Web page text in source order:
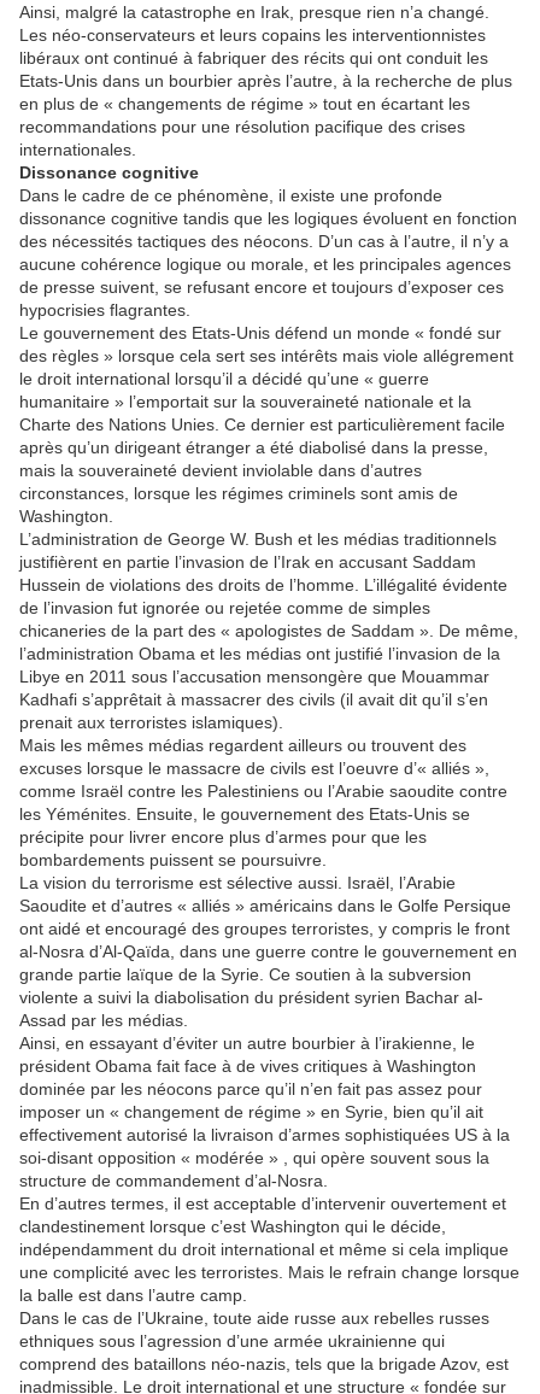
Ainsi, malgré la catastrophe en Irak, presque rien n’a changé.
Les néo-conservateurs et leurs copains les interventionnistes
libéraux ont continué à fabriquer des récits qui ont conduit les
Etats-Unis dans un bourbier après l’autre, à la recherche de plus
en plus de « changements de régime » tout en écartant les
recommandations pour une résolution pacifique des crises
internationales.
Dissonance cognitive
Dans le cadre de ce phénomène, il existe une profonde
dissonance cognitive tandis que les logiques évoluent en fonction
des nécessités tactiques des néocons. D’un cas à l’autre, il n’y a
aucune cohérence logique ou morale, et les principales agences
de presse suivent, se refusant encore et toujours d’exposer ces
hypocrisies flagrantes.
Le gouvernement des Etats-Unis défend un monde « fondé sur
des règles » lorsque cela sert ses intérêts mais viole allégrement
le droit international lorsqu’il a décidé qu’une « guerre
humanitaire » l’emportait sur la souveraineté nationale et la
Charte des Nations Unies. Ce dernier est particulièrement facile
après qu’un dirigeant étranger a été diabolisé dans la presse,
mais la souveraineté devient inviolable dans d’autres
circonstances, lorsque les régimes criminels sont amis de
Washington.
L’administration de George W. Bush et les médias traditionnels
justifièrent en partie l’invasion de l’Irak en accusant Saddam
Hussein de violations des droits de l’homme. L’illégalité évidente
de l’invasion fut ignorée ou rejetée comme de simples
chicaneries de la part des « apologistes de Saddam ». De même,
l’administration Obama et les médias ont justifié l’invasion de la
Libye en 2011 sous l’accusation mensongère que Mouammar
Kadhafi s’apprêtait à massacrer des civils (il avait dit qu’il s’en
prenait aux terroristes islamiques).
Mais les mêmes médias regardent ailleurs ou trouvent des
excuses lorsque le massacre de civils est l’oeuvre d’« alliés »,
comme Israël contre les Palestiniens ou l’Arabie saoudite contre
les Yéménites. Ensuite, le gouvernement des Etats-Unis se
précipite pour livrer encore plus d’armes pour que les
bombardements puissent se poursuivre.
La vision du terrorisme est sélective aussi. Israël, l’Arabie
Saoudite et d’autres « alliés » américains dans le Golfe Persique
ont aidé et encouragé des groupes terroristes, y compris le front
al-Nosra d’Al-Qaïda, dans une guerre contre le gouvernement en
grande partie laïque de la Syrie. Ce soutien à la subversion
violente a suivi la diabolisation du président syrien Bachar al-
Assad par les médias.
Ainsi, en essayant d’éviter un autre bourbier à l’irakienne, le
président Obama fait face à de vives critiques à Washington
dominée par les néocons parce qu’il n’en fait pas assez pour
imposer un « changement de régime » en Syrie, bien qu’il ait
effectivement autorisé la livraison d’armes sophistiquées US à la
soi-disant opposition « modérée » , qui opère souvent sous la
structure de commandement d’al-Nosra.
En d’autres termes, il est acceptable d’intervenir ouvertement et
clandestinement lorsque c’est Washington qui le décide,
indépendamment du droit international et même si cela implique
une complicité avec les terroristes. Mais le refrain change lorsque
la balle est dans l’autre camp.
Dans le cas de l’Ukraine, toute aide russe aux rebelles russes
ethniques sous l’agression d’une armée ukrainienne qui
comprend des bataillons néo-nazis, tels que la brigade Azov, est
inadmissible. Le droit international et une structure « fondée sur